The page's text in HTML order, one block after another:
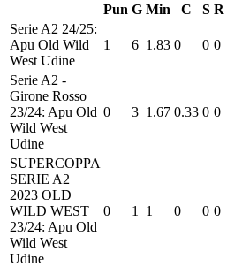
Pun G Min C S R
Serie A2 24/25:
Apu Old Wild
West Udine
1 6 1.83 0 0 0
Serie A2 -
Girone Rosso
23/24: Apu Old
Wild West
Udine
0 3 1.67 0.33 0 0
SUPERCOPPA
SERIE A2
2023 OLD
WILD WEST
23/24: Apu Old
Wild West
Udine
0 1 1 0 0 0